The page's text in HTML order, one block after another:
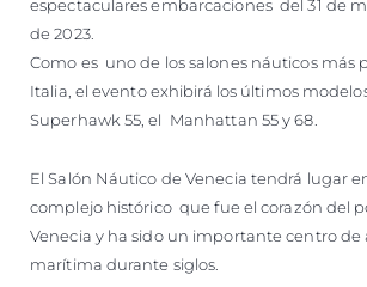
espectaculares embarcaciones del 31 de
de 2023.
Como es uno de los salones náuticos más
Italia, el evento exhibirá los últimos
Superhawk 55, el Manhattan 55 y 68.
El Salón Náutico de Venecia tendrá lugar
complejo histórico que fue el corazón del
Venecia y ha sido un importante centro de
marítima durante siglos.